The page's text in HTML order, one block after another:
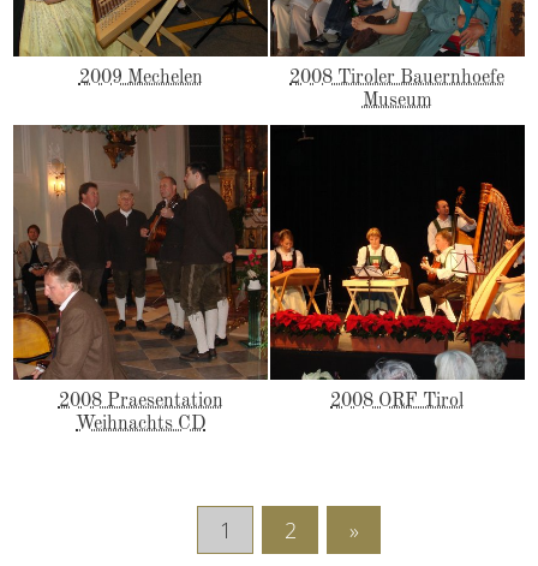
2009 Mechelen
2008 Tiroler Bauernhoefe
Museum
2008 Praesentation
Weihnachts CD
2008 ORF Tirol
1 2 »